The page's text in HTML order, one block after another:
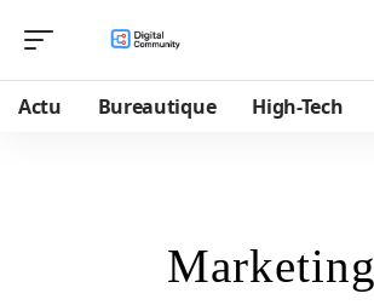
Actu Bureautique High-Tech
Marketing